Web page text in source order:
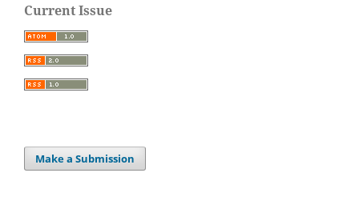
Current Issue
Make a Submission